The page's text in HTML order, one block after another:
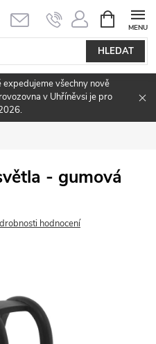
HLEDAT
NÁKUPNÍ
KOŠÍK
všechny nově
v Uhříněvsi je pro
- gumová
hodnocení